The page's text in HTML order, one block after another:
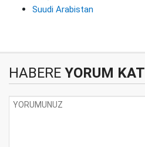
Suudi Arabistan
HABERE YORUM KAT